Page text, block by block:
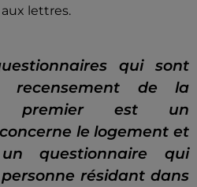
lettres.
qui sont
recensement de la
premier est un
le logement et
questionnaire qui
résidant dans